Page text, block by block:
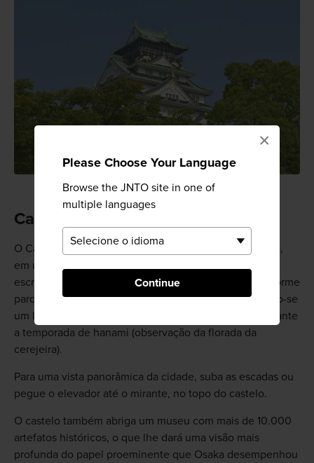
Please Choose Your Language
Browse the JNTO site in one of
multiple languages
Continue
×
Caminhe pelos pátios
O Castelo de Osaka está situado no alto de uma colina,
em uma altitude maior do que a de tantos edifícios de
escritórios contemporâneos. Ele é cercado por um enorme
parque, com agradáveis áreas de piquenique, tornando-se
um local costumeiramente preferido na primavera durante
a temporada de hanami (observação da florada da
cerejeira).
Para uma vista panorâmica da cidade, suba as escadas ou
pegue o elevador até o mirante, no topo do castelo.
O castelo também abriga um museu com mais de 10.000
artefatos históricos, o que lhe dará uma visão mais
profunda do papel proeminente que Osaka desempenhou